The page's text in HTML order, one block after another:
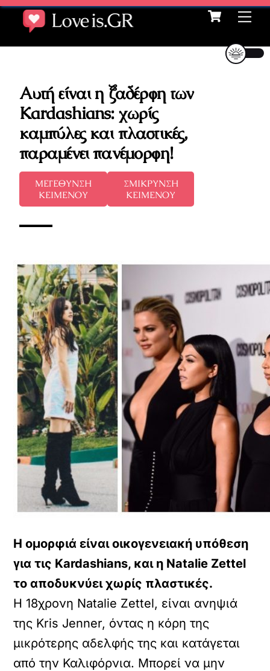
Skip
content
Cart
Αυτή είναι η ξαδέρφη των
Kardashians: χωρίς
καμπύλες και πλαστικές,
παραμένει πανέμορφη!
ΜΕΓΕΘΥΝΣΗ
ΚΕΙΜΕΝΟΥ
ΣΜΙΚΡΥΝΣΗ
ΚΕΙΜΕΝΟΥ
Η ομορφιά είναι οικογενειακή υπόθεση
για τις Kardashians, και η Natalie Zettel
το αποδυκνύει χωρίς πλαστικές.
Η 18χρονη Natalie Zettel, είναι ανηψιά
της Kris Jenner, όντας η κόρη της
μικρότερης αδελφής της και κατάγεται
από την Καλιφόρνια. Μπορεί να μην